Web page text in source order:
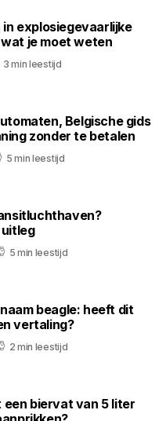
in explosiegevaarlijke
je moet weten
3 min leestijd
Belgische gids
zonder te betalen
5 min leestijd
5 min leestijd
beagle: heeft dit
vertaling?
2 min leestijd
een biervat van 5 liter